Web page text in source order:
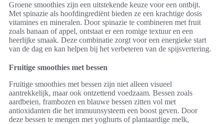
Groene smoothies zijn een uitstekende keuze voor een ontbijt.
Met spinazie als hoofdingrediënt bieden ze een krachtige dosis
vitamines en mineralen. Door spinazie te combineren met fruit
zoals banaan of appel, ontstaat er een romige textuur en een
heerlijke smaak. Deze combinatie zorgt voor een energieke start
van de dag en kan helpen bij het verbeteren van de spijsvertering.
Fruitige smoothies met bessen
Fruitige smoothies met bessen zijn niet alleen visueel
aantrekkelijk, maar ook ontzettend voedzaam. Bessen zoals
aardbeien, frambozen en blauwe bessen zitten vol met
antioxidanten die het immuunsysteem een boost geven. Door
deze bessen te mengen met yoghurts of plantaardige melk,